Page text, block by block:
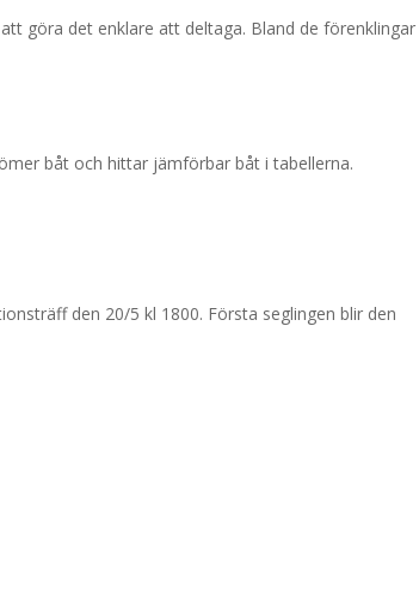
göra det enklare att deltaga. Bland de förenklingar
båt och hittar jämförbar båt i tabellerna.
den 20/5 kl 1800. Första seglingen blir den